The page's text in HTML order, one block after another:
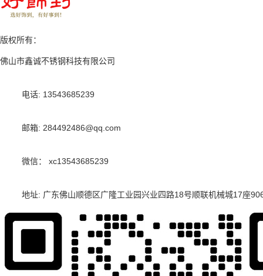
版权所有：
佛山市鑫诚不锈钢科技有限公司
电话: 13543685239
邮箱: 284492486@qq.com
微信： xc13543685239
地址: 广东佛山顺德区广隆工业园兴业四路18号顺联机械城17座